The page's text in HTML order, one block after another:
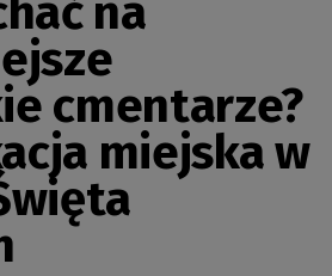
na
cmentarze?
miejska w